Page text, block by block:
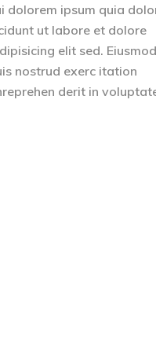
dolorem ipsum quia
ut labore et dolore
elit sed. Eiusmod
nostrud exerc itation
derit in